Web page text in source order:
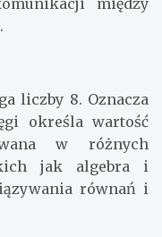
liczby 8. Oznacza
określa wartość
w różnych
jak algebra i
równań i